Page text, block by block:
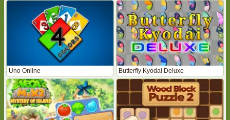
Uno Online Butterfly Kyodai Deluxe